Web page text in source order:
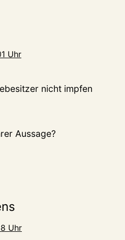
Uhr
nicht impfen
Aussage?
Uhr